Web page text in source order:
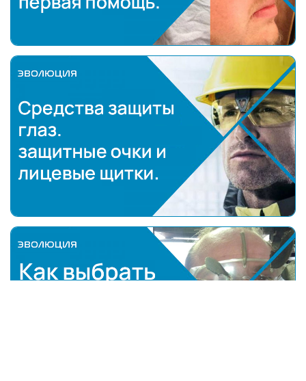
Средства защиты глаз: защитные очки и лицевые